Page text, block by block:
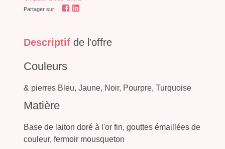
Partager sur
Descriptif de l'offre
Couleurs
& pierres Bleu, Jaune, Noir, Pourpre, Turquoise
Matière
Base de laiton doré à l'or fin, gouttes émaillées de
couleur, fermoir mousqueton